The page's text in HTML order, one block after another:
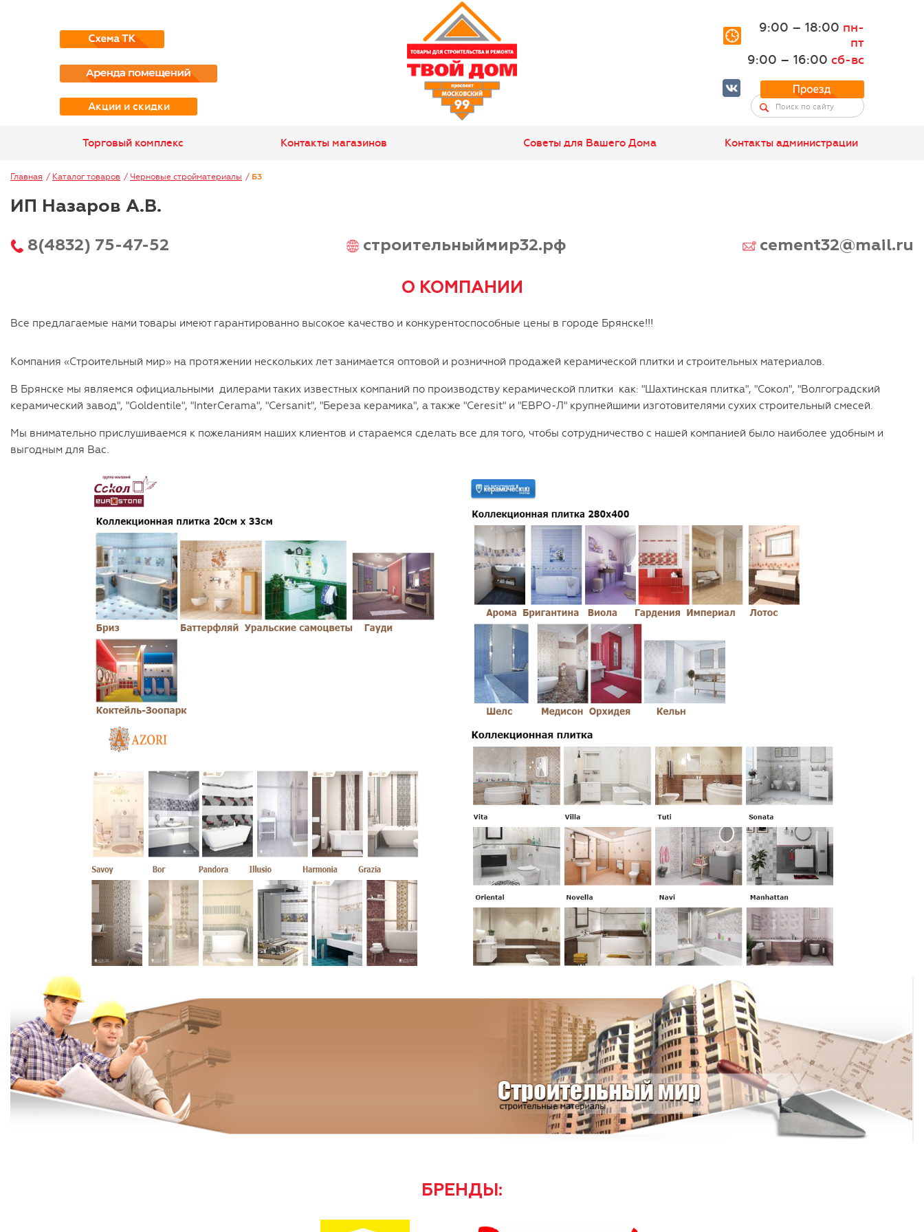
Акции и скидки
9:00 – 18:00 пн-
пт
9:00 – 16:00 сб-вс
Торговый комплекс Контакты магазинов Советы для Вашего Дома Контакты администрации
Главная Каталог товаров Черновые стройматериалы Б3
ИП Назаров А.В.
8(4832) 75-47-52 строительныймир32.рф cement32@mail.ru
О КОМПАНИИ
Все предлагаемые нами товары имеют гарантированно высокое качество и конкурентоспособные цены в городе Брянске!!!
Компания «Строительный мир» на протяжении нескольких лет занимается оптовой и розничной продажей керамической плитки и строительных материалов.
В Брянске мы являемся официальными дилерами таких известных компаний по производству керамической плитки как: "Шахтинская плитка", "Сокол", "Волгоградский
керамический завод", "Goldentile", "InterCerama", "Cersanit", "Береза керамика", а также "Ceresit" и "ЕВРО-Л" крупнейшими изготовителями сухих строительный смесей.
Мы внимательно прислушиваемся к пожеланиям наших клиентов и стараемся сделать все для того, чтобы сотрудничество с нашей компанией было наиболее удобным и
выгодным для Вас.